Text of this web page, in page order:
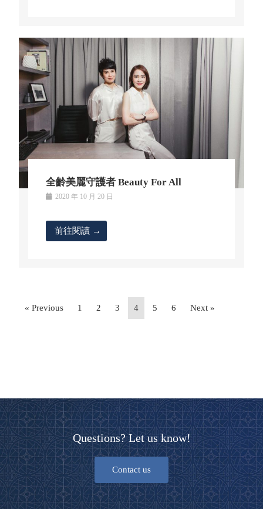
全齡美麗守護者 Beauty For All
2020 年 10 月 20 日
前往閱讀 →
« Previous 1 2 3 4 5 6 Next »
Questions? Let us know!
Contact us